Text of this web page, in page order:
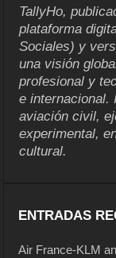
TallyHo,
plataforma
Sociales) y
una visión
profesional y
e internacional.
aviación civil,
experimental,
cultural.
ENTRADAS
Air France-KLM